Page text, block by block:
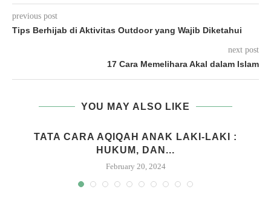
previous post
Tips Berhijab di Aktivitas Outdoor yang Wajib Diketahui
next post
17 Cara Memelihara Akal dalam Islam
YOU MAY ALSO LIKE
TATA CARA AQIQAH ANAK LAKI-LAKI :
HUKUM, DAN...
February 20, 2024